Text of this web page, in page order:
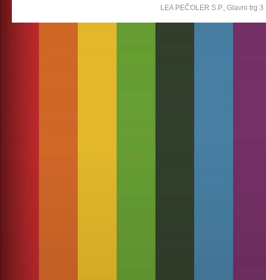
LEA PEČOLER S.P., Glavni trg